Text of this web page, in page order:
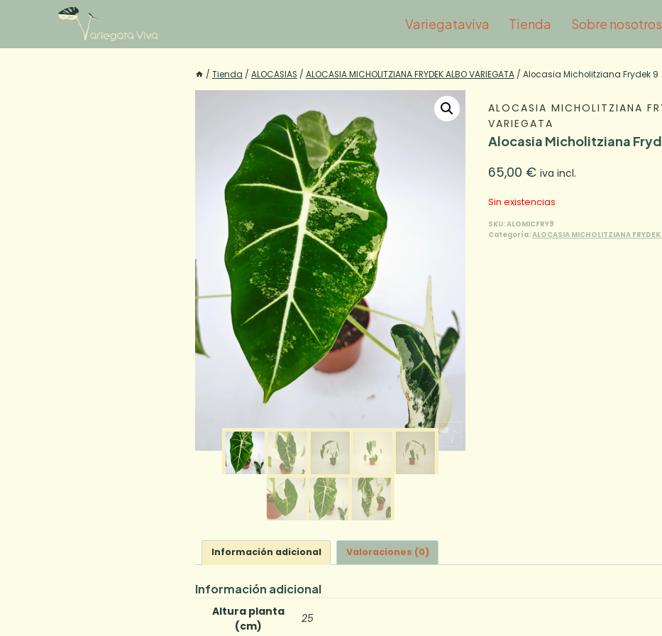
Variegataviva Tienda Sobre nosotros
/ Tienda / ALOCASIAS / ALOCASIA MICHOLITZIANA FRYDEK ALBO VARIEGATA / Alocasia Micholitziana Frydek 9
ALOCASIA MICHOLITZIANA
VARIEGATA
Alocasia Micholitziana
65,00 € iva incl.
Sin existencias
SKU:ALOMICFRY9
Categoría:ALOCASIA MICHOLITZIANA
Información adicional Valoraciones (0)
Información adicional
Altura planta
(cm)
25